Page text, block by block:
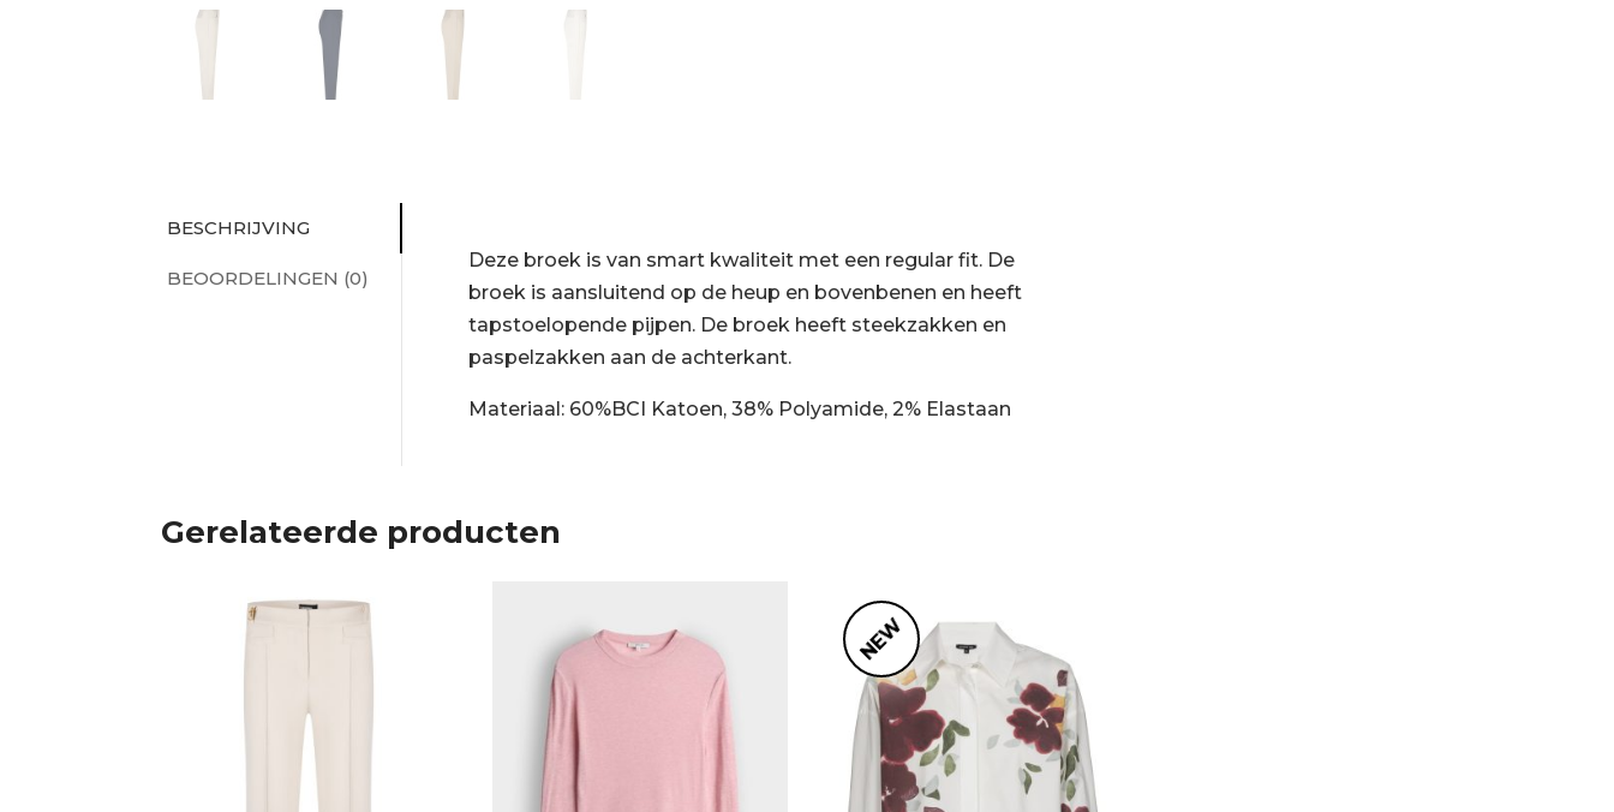
BESCHRIJVING
BEOORDELINGEN (0)
Deze broek is van smart kwaliteit met een regular fit. De
broek is aansluitend op de heup en bovenbenen en heeft
tapstoelopende pijpen. De broek heeft steekzakken en
paspelzakken aan de achterkant.
Materiaal: 60%BCI Katoen, 38% Polyamide, 2% Elastaan
Gerelateerde producten
NEW